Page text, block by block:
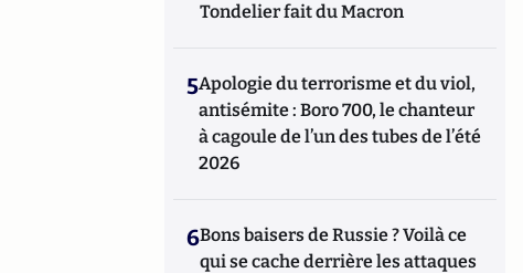
Tondelier fait du Macron
5Apologie du terrorisme et du viol,
antisémite : Boro 700, le chanteur
à cagoule de l’un des tubes de l’été
2026
6Bons baisers de Russie ? Voilà ce
qui se cache derrière les attaques